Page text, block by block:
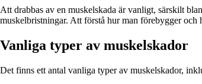
Att drabbas av en muskelskada är vanligt, särskilt
muskelbristningar. Att förstå hur man förebygger och
Vanliga typer av muskelskador
Det finns ett antal vanliga typer av muskelskador,